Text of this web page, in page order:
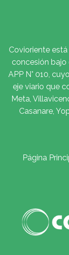
Covioriente
concesión bajo
APP N° 010,
eje viario que
Meta,
Casanare,
Página